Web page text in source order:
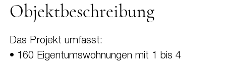
Objektbeschreibung
Das Projekt umfasst:
• 160 Eigentumswohnungen mit 1 bis 4